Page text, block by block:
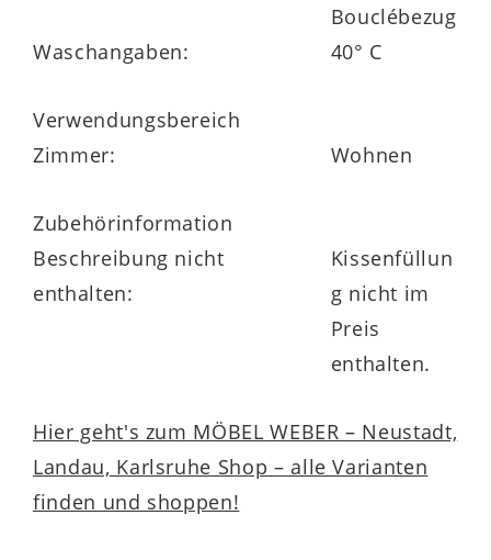
Bouclébezug
Waschangaben:
40° C
Verwendungsbereich
Zimmer:
Wohnen
Zubehörinformation
Beschreibung nicht
enthalten:
Kissenfüllun
g nicht im
Preis
enthalten.
Hier geht's zum MÖBEL WEBER – Neustadt,
Landau, Karlsruhe Shop – alle Varianten
finden und shoppen!